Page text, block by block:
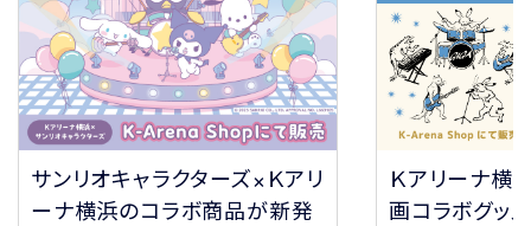
サンリオキャラクターズ×Ｋアリ
ーナ横浜のコラボ商品が新発
Ｋアリーナ横
画コラボグッ